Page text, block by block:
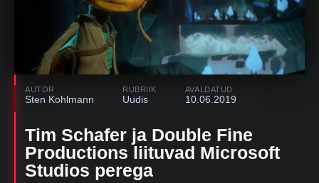
AUTOR
Sten Kohlmann
RUBRIIK
Uudis
AVALDATUD
10.06.2019
Tim Schafer ja Double Fine
Productions liituvad Microsoft
Studios perega